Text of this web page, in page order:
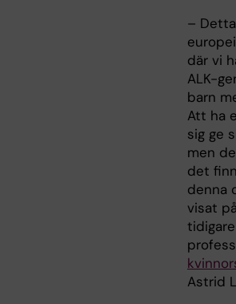
–
där vi
ALK-
barn
Att ha
sig ge
men
det
denna
visat
Astrid